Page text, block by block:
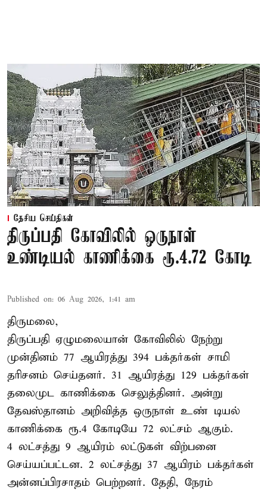
தேசிய செய்திகள்
திருப்பதி கோவிலில் ஒருநாள்
உண்டியல் காணிக்கை ரூ.4.72 கோடி
Published on: 06 Aug 2026, 1:41 am
திருமலை,
திருப்பதி ஏழுமலையான் கோவிலில் நேற்று
முன்தினம் 77 ஆயிரத்து 394 பக்தர்கள் சாமி
தரிசனம் செய்தனர். 31 ஆயிரத்து 129 பக்தர்கள்
தலைமுட காணிக்கை செலுத்தினர். அன்று
தேவஸ்தானம் அறிவித்த ஒருநாள் உண் டியல்
காணிக்கை ரூ.4 கோடியே 72 லட்சம் ஆகும்.
4 லட்சத்து 9 ஆயிரம் லட்டுகள் விற்பனை
செய்யப்பட்டன. 2 லட்சத்து 37 ஆயிரம் பக்தர்கள்
அன்னப்பிரசாதம் பெற்றனர். தேதி, நேரம்